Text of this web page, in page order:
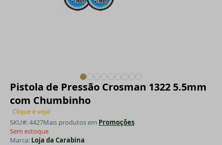
Pistola de Pressão Crosman 1322 5.5mm
com Chumbinho
Clique e veja!
SKU#: 4427Mais produtos em Promoções
Sem estoque
Marca: Loja da Carabina